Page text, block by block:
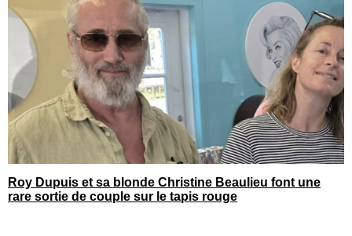
Roy Dupuis et sa blonde Christine Beaulieu font une
rare sortie de couple sur le tapis rouge